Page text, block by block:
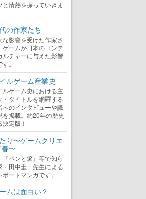
情熱を探っていきま
の作家たち
な影響を受けた作家さ
ゲームが日本のコンテ
ルチャーに与えた影響
。
ルゲーム産業史
ルゲーム史における主
・タイトルを網羅する
へのインタビューや識
を掲載。約20年の歴史
定版！
り〜ゲームクリエ
〜
『ペンと箸』等で知ら
・田中圭一先生による
ートマンガです。
ムは面白い？